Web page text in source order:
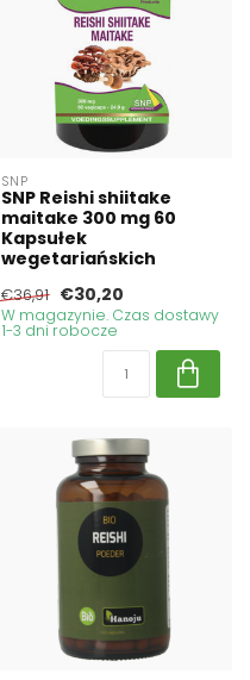
SNP
SNP Reishi shiitake
maitake 300 mg 60
Kapsułek
wegetariańskich
€36,91 €30,20
W magazynie. Czas dostawy
1-3 dni robocze